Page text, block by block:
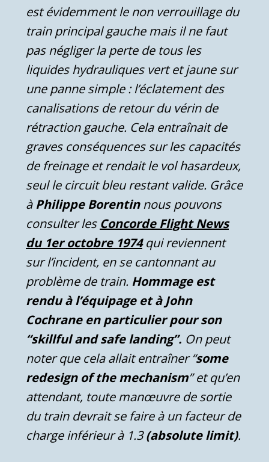
est évidemment le non verrouillage du
train principal gauche mais il ne faut
pas négliger la perte de tous les
liquides hydrauliques vert et jaune sur
une panne simple : l’éclatement des
canalisations de retour du vérin de
rétraction gauche. Cela entraînait de
graves conséquences sur les capacités
de freinage et rendait le vol hasardeux,
seul le circuit bleu restant valide. Grâce
à Philippe Borentinnous pouvons
consulter les Concorde Flight News
du 1er octobre 1974qui reviennent
sur l’incident, en se cantonnant au
problème de train. Hommage est
rendu à l’équipage et à John
Cochrane en particulier pour son
“skillful and safe landing”. On peut
noter que cela allait entraîner “some
redesign of the mechanism” et qu’en
attendant, toute manœuvre de sortie
du train devrait se faire à un facteur de
charge inférieur à 1.3(absolute limit).